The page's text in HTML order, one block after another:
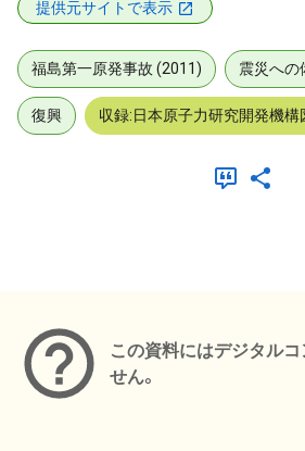
提供元サイトで表示
福島第一原発事故 (2011) 震災への
復興 収録:日本原子力研究開発機構
この資料にはデジタル
せん。